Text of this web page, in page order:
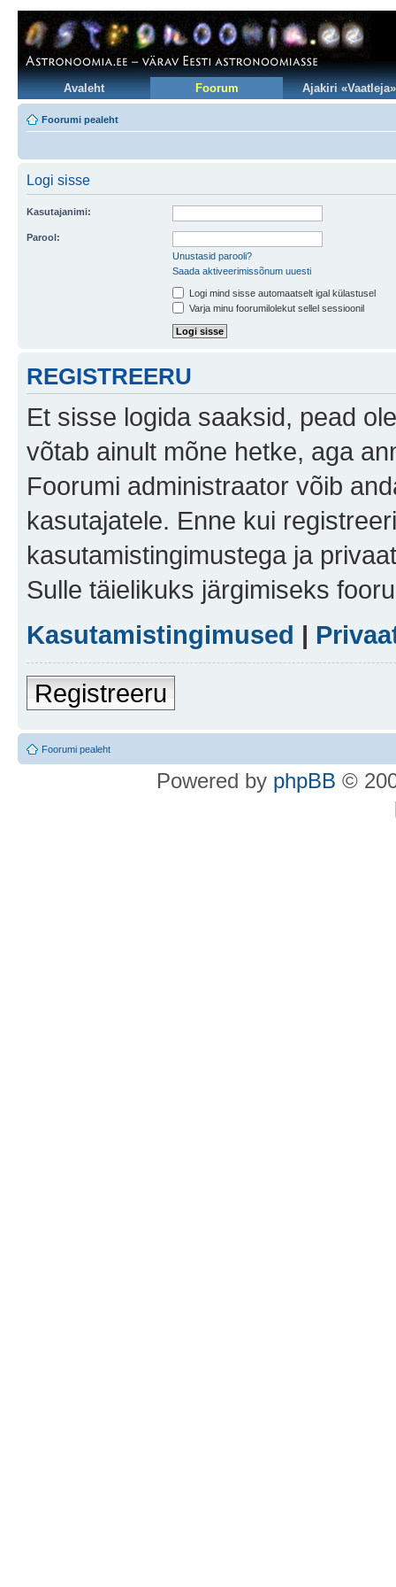
Avaleht Foorum Ajakiri «Vaatleja»
Foorumi pealeht
Logi sisse
Kasutajanimi:
Parool:
Unustasid parooli?
Saada aktiveerimissõnum uuesti
Logi mind sisse automaatselt igal külastusel
Varja minu foorumilolekut sellel sessioonil
REGISTREERU
Et sisse logida saaksid, pead
võtab ainult mõne hetke, aga
Foorumi administraator võib
kasutajatele. Enne kui
kasutamistingimustega ja
Sulle täielikuks järgimiseks
Kasutamistingimused |
Registreeru
Foorumi pealeht
Powered by phpBB ©